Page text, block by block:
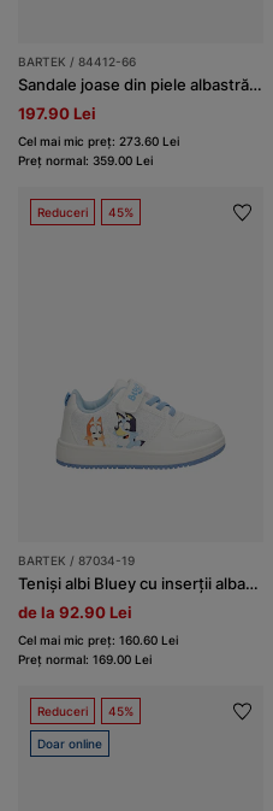
BARTEK / 84412-66
Sandale joase din piele albastră cu inserții gri BARTEK 84412-66
197.90 Lei
Cel mai mic preț: 273.60 Lei
Preț normal: 359.00 Lei
Reduceri 45%
BARTEK / 87034-19
Teniși albi Bluey cu inserții albastre BARTEK 87034-19
de la 92.90 Lei
Cel mai mic preț: 160.60 Lei
Preț normal: 169.00 Lei
Reduceri 45%
Doar online